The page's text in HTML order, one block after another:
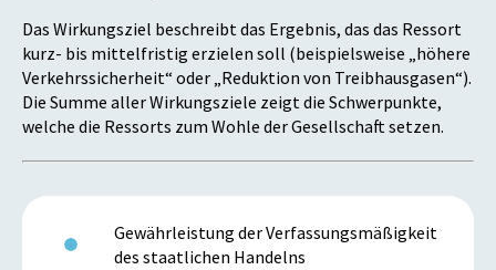
Das Wirkungsziel beschreibt das Ergebnis, das das Ressort
kurz- bis mittelfristig erzielen soll (beispielsweise „höhere
Verkehrssicherheit“ oder „Reduktion von Treibhausgasen“).
Die Summe aller Wirkungsziele zeigt die Schwerpunkte,
welche die Ressorts zum Wohle der Gesellschaft setzen.
Gewährleistung der Verfassungsmäßigkeit
des staatlichen Handelns